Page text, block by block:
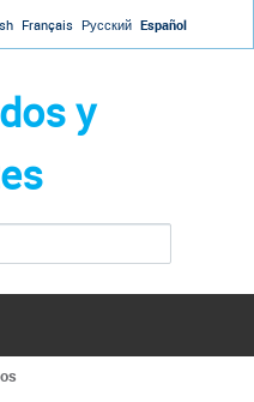
Français Русский Español
y